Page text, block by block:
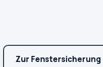
Zur Fenstersicherung